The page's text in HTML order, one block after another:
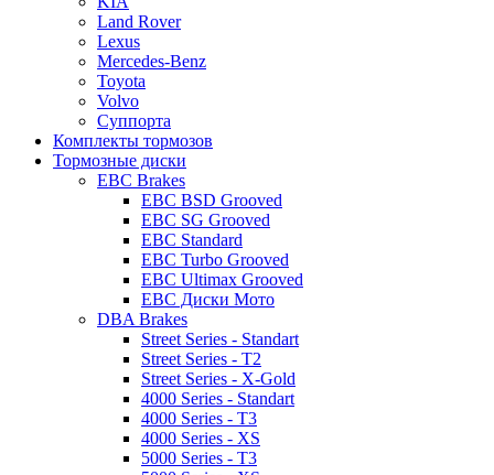
Land Rover
Lexus
Mercedes-Benz
Toyota
Volvo
Суппорта
Комплекты тормозов
Тормозные диски
EBC Brakes
EBC BSD Grooved
EBC SG Grooved
EBC Standard
EBC Turbo Grooved
EBC Ultimax Grooved
EBC Диски Мото
DBA Brakes
Street Series - Standart
Street Series - T2
Street Series - X-Gold
4000 Series - Standart
4000 Series - T3
4000 Series - XS
5000 Series - T3